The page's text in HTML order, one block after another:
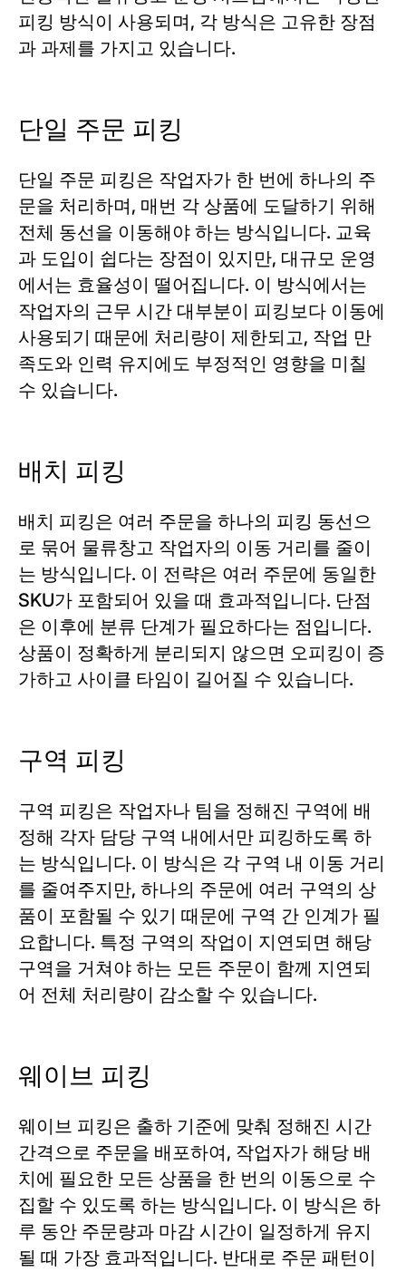
피킹 방식이 사용되며, 각 방식은 고유한 장점
과 과제를 가지고 있습니다.
단일 주문 피킹
단일 주문 피킹은 작업자가 한 번에 하나의 주
문을 처리하며, 매번 각 상품에 도달하기 위해
전체 동선을 이동해야 하는 방식입니다. 교육
과 도입이 쉽다는 장점이 있지만, 대규모 운영
에서는 효율성이 떨어집니다. 이 방식에서는
작업자의 근무 시간 대부분이 피킹보다 이동에
사용되기 때문에 처리량이 제한되고, 작업 만
족도와 인력 유지에도 부정적인 영향을 미칠
수 있습니다.
배치 피킹
배치 피킹은 여러 주문을 하나의 피킹 동선으
로 묶어 물류창고 작업자의 이동 거리를 줄이
는 방식입니다. 이 전략은 여러 주문에 동일한
SKU가 포함되어 있을 때 효과적입니다. 단점
은 이후에 분류 단계가 필요하다는 점입니다.
상품이 정확하게 분리되지 않으면 오피킹이 증
가하고 사이클 타임이 길어질 수 있습니다.
구역 피킹
구역 피킹은 작업자나 팀을 정해진 구역에 배
정해 각자 담당 구역 내에서만 피킹하도록 하
는 방식입니다. 이 방식은 각 구역 내 이동 거리
를 줄여주지만, 하나의 주문에 여러 구역의 상
품이 포함될 수 있기 때문에 구역 간 인계가 필
요합니다. 특정 구역의 작업이 지연되면 해당
구역을 거쳐야 하는 모든 주문이 함께 지연되
어 전체 처리량이 감소할 수 있습니다.
웨이브 피킹
웨이브 피킹은 출하 기준에 맞춰 정해진 시간
간격으로 주문을 배포하여, 작업자가 해당 배
치에 필요한 모든 상품을 한 번의 이동으로 수
집할 수 있도록 하는 방식입니다. 이 방식은 하
루 동안 주문량과 마감 시간이 일정하게 유지
될 때 가장 효과적입니다. 반대로 주문 패턴이